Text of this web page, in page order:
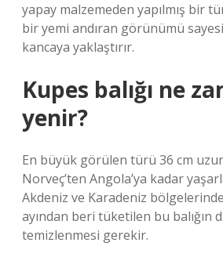
yapay malzemeden yapılmış bir
bir yemi andıran görünümü
kancaya yaklaştırır.
Kupes balığı ne
yenir?
En büyük görülen türü 36 cm
Norveç’ten Angola’ya kadar
Akdeniz ve Karadeniz
ayından beri tüketilen bu balığın
temizlenmesi gerekir.